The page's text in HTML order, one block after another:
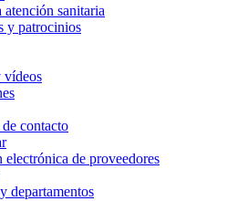
atención sanitaria
y patrocinios
vídeos
contacto
electrónica de proveedores
departamentos